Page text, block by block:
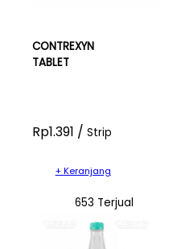
CONTREXYN
TABLET
Rp1.391 / Strip
+ Keranjang
653 Terjual